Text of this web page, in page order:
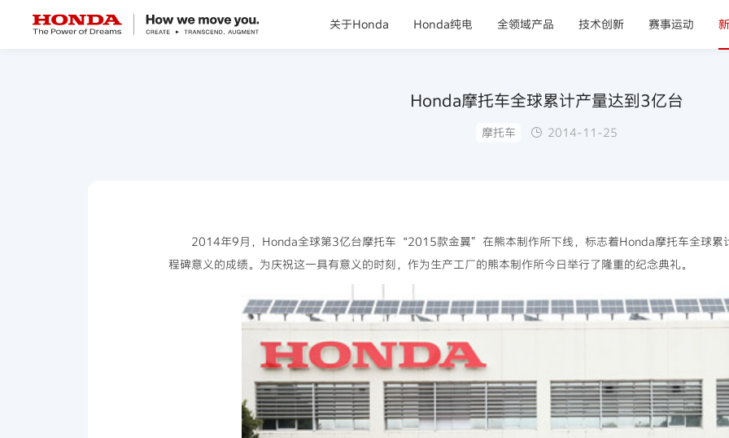
关于Honda Honda纯电 全领域产品 技术创新 赛事运动
Honda摩托车全球累计产量达到3亿台
摩托车 2014-11-25
2014年9月，Honda全球第3亿台摩托车“2015款金翼”在熊本制作所下线，标志着Honda摩托车全球累
程碑意义的成绩。为庆祝这一具有意义的时刻，作为生产工厂的熊本制作所今日举行了隆重的纪念典礼。